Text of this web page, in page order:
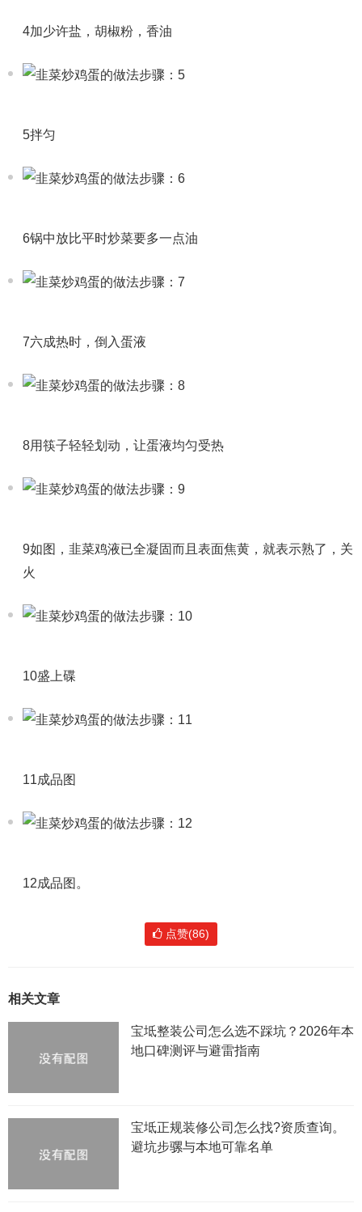
4加少许盐，胡椒粉，香油
5拌匀
6锅中放比平时炒菜要多一点油
7六成热时，倒入蛋液
8用筷子轻轻划动，让蛋液均匀受热
9如图，韭菜鸡液已全凝固而且表面焦黄，就表示熟了，关
火
10盛上碟
11成品图
12成品图。
点赞(86)
相关文章
宝坻整装公司怎么选不踩坑？2026年本
地口碑测评与避雷指南
宝坻正规装修公司怎么找?资质查询。
避坑步骡与本地可靠名单